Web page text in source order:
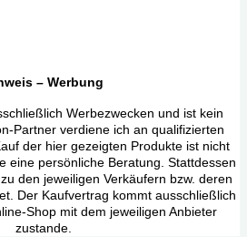
– Werbung
Werbezwecken und ist kein
Partner verdiene ich an qualifizierten
der hier gezeigten Produkte ist nicht
eine persönliche Beratung. Stattdessen
den jeweiligen Verkäufern bzw. deren
Der Kaufvertrag kommt ausschließlich
Shop mit dem jeweiligen Anbieter
zustande.